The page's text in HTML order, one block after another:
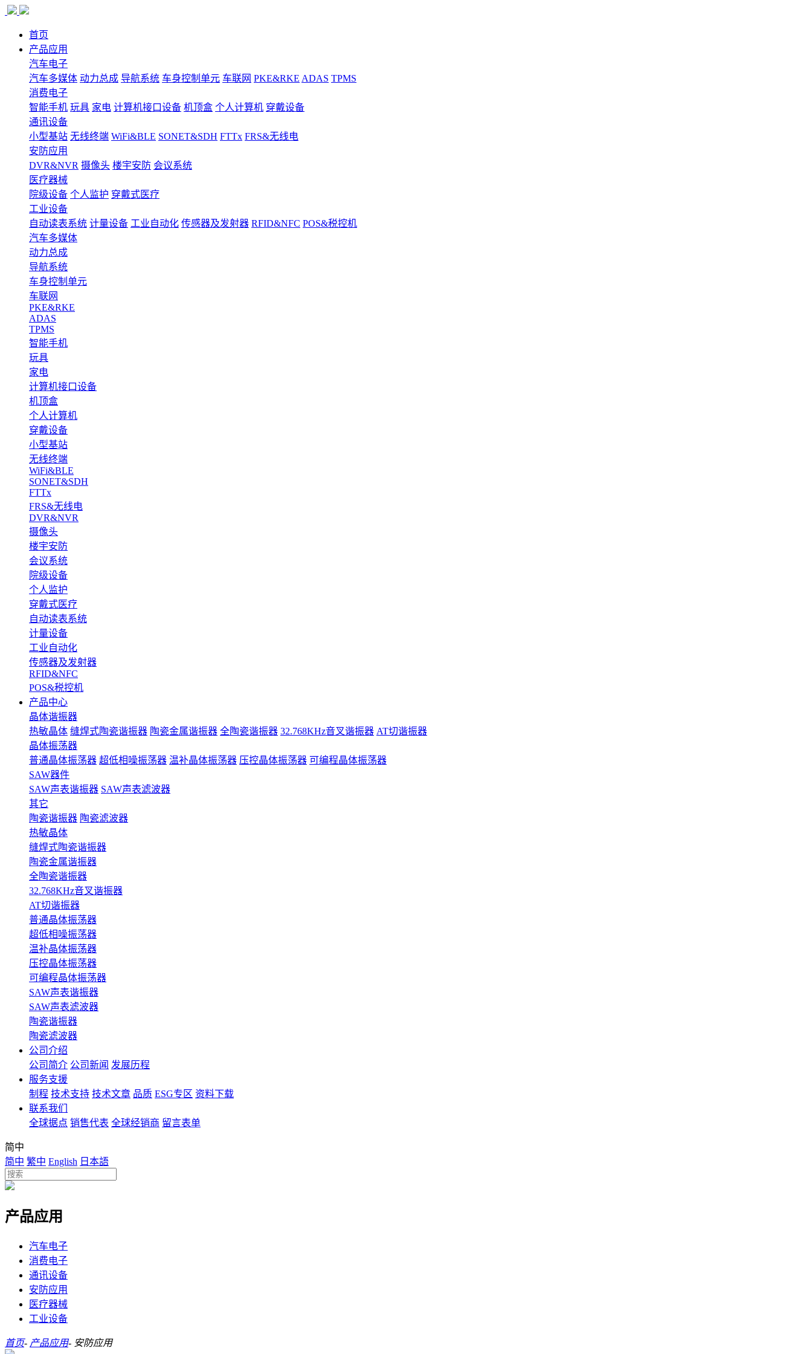
首页
产品应用
汽车电子
汽车多媒体 动力总成 导航系统 车身控制单元 车联网 PKE&RKE ADAS TPMS
消费电子
智能手机 玩具 家电 计算机接口设备 机顶盒 个人计算机 穿戴设备
通讯设备
小型基站 无线终端 WiFi&BLE SONET&SDH FTTx FRS&无线电
安防应用
DVR&NVR 摄像头 楼宇安防 会议系统
医疗器械
院级设备 个人监护 穿戴式医疗
工业设备
自动读表系统 计量设备 工业自动化 传感器及发射器 RFID&NFC POS&税控机
汽车多媒体
动力总成
导航系统
车身控制单元
车联网
PKE&RKE
ADAS
TPMS
智能手机
玩具
家电
计算机接口设备
机顶盒
个人计算机
穿戴设备
小型基站
无线终端
WiFi&BLE
SONET&SDH
FTTx
FRS&无线电
DVR&NVR
摄像头
楼宇安防
会议系统
院级设备
个人监护
穿戴式医疗
自动读表系统
计量设备
工业自动化
传感器及发射器
RFID&NFC
POS&税控机
产品中心
晶体谐振器
热敏晶体 缝焊式陶瓷谐振器 陶瓷金属谐振器 全陶瓷谐振器 32.768KHz音叉谐振器 AT切谐振器
晶体振荡器
普通晶体振荡器 超低相噪振荡器 温补晶体振荡器 压控晶体振荡器 可编程晶体振荡器
SAW器件
SAW声表谐振器 SAW声表滤波器
其它
陶瓷谐振器 陶瓷滤波器
热敏晶体
缝焊式陶瓷谐振器
陶瓷金属谐振器
全陶瓷谐振器
32.768KHz音叉谐振器
AT切谐振器
普通晶体振荡器
超低相噪振荡器
温补晶体振荡器
压控晶体振荡器
可编程晶体振荡器
SAW声表谐振器
SAW声表滤波器
陶瓷谐振器
陶瓷滤波器
公司介绍
公司简介 公司新闻 发展历程
服务支援
制程 技术支持 技术文章 品质 ESG专区 资料下载
联系我们
全球据点 销售代表 全球经销商 留言表单
简中
简中 繁中 English 日本語
产品应用
汽车电子
消费电子
通讯设备
安防应用
医疗器械
工业设备
首页- 产品应用- 安防应用